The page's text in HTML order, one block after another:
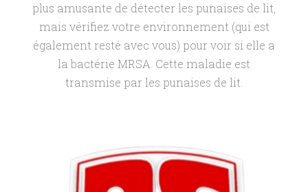
plus amusante de détecter les punaises de lit,
mais vérifiez votre environnement (qui est
également resté avec vous) pour voir si elle a
la bactérie MRSA. Cette maladie est
transmise par les punaises de lit.